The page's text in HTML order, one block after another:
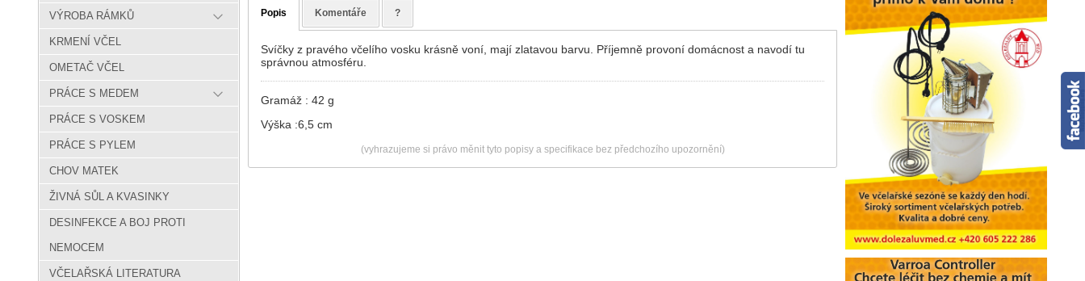
VÝROBA RÁMKŮ
KRMENÍ VČEL
OMETAČ VČEL
PRÁCE S MEDEM
PRÁCE S VOSKEM
PRÁCE S PYLEM
CHOV MATEK
ŽIVNÁ SŮL A KVASINKY
DESINFEKCE A BOJ PROTI
NEMOCEM
VČELAŘSKÁ LITERATURA
Popis Komentáře ?
Svíčky z pravého včelího vosku krásně voní, mají zlatavou barvu. Příjemně provoní domácnost a navodí tu
správnou atmosféru.
Gramáž : 42 g
Výška :6,5 cm
(vyhrazujeme si právo měnit tyto popisy a specifikace bez předchozího upozornění)